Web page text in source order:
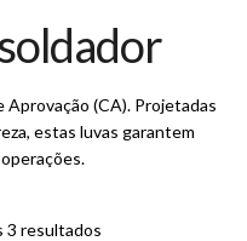
(CA). Projetadas
estas luvas garantem
3 resultados